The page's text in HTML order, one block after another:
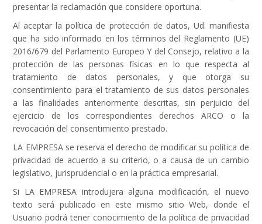
presentar la reclamación que considere oportuna.
Al aceptar la política de protección de datos, Ud. manifiesta
que ha sido informado en los términos del Reglamento (UE)
2016/679 del Parlamento Europeo Y del Consejo, relativo a la
protección de las personas físicas en lo que respecta al
tratamiento de datos personales, y que otorga su
consentimiento para el tratamiento de sus datos personales
a las finalidades anteriormente descritas, sin perjuicio del
ejercicio de los correspondientes derechos ARCO o la
revocación del consentimiento prestado.
LA EMPRESA se reserva el derecho de modificar su política de
privacidad de acuerdo a su criterio, o a causa de un cambio
legislativo, jurisprudencial o en la práctica empresarial.
Si LA EMPRESA introdujera alguna modificación, el nuevo
texto será publicado en este mismo sitio Web, donde el
Usuario podrá tener conocimiento de la política de privacidad